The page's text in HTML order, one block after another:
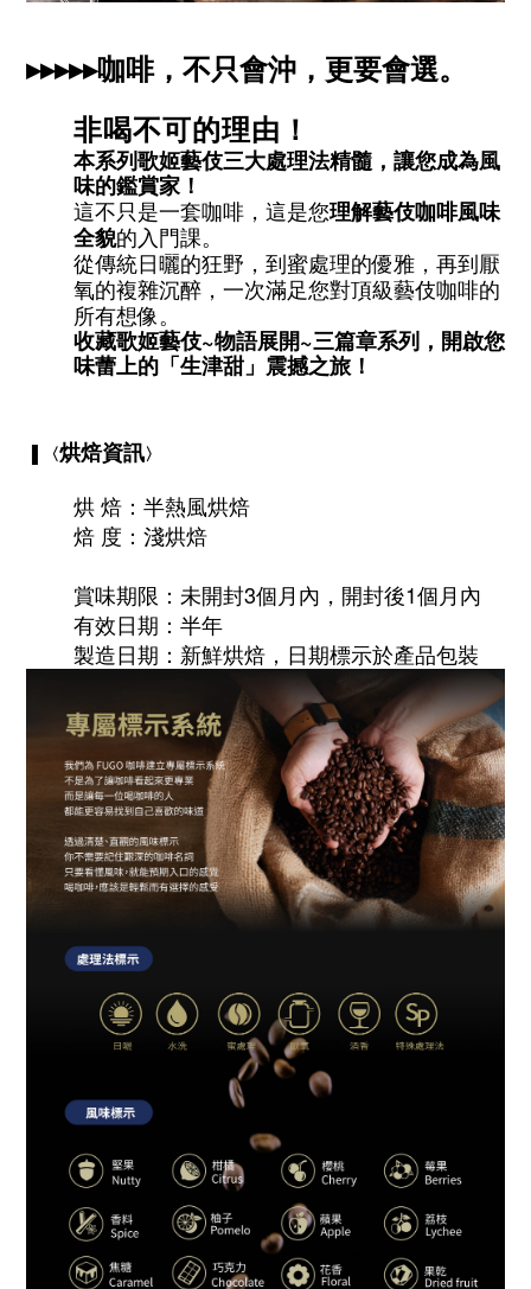
▸▸▸▸▸咖啡，不只會沖，更要會選。
非喝不可的理由！
本系列歌姬藝伎三大處理法精髓，讓您成為風
味的鑑賞家！
這不只是一套咖啡，這是您理解藝伎咖啡風味
全貌的入門課。
從傳統日曬的狂野，到蜜處理的優雅，再到厭
氧的複雜沉醉，一次滿足您對頂級藝伎咖啡的
所有想像。
收藏歌姬藝伎~物語展開~三篇章系列， 開啟您
味蕾上的「生津甜」震撼之旅！
▐ 〈烘焙資訊〉
烘 焙：半熱風烘焙
焙 度：淺烘焙
賞味期限：未開封3個月內，開封後1個月內
有效日期：半年
製造日期：新鮮烘焙，日期標示於產品包裝